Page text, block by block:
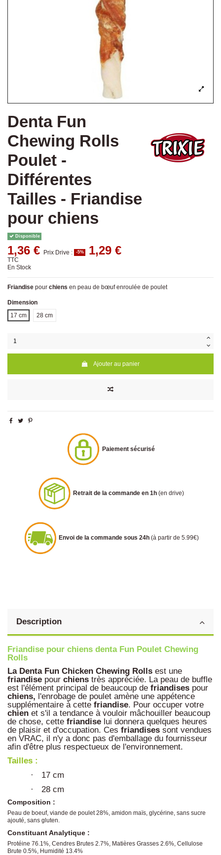
Denta Fun
Chewing Rolls
Poulet -
Différentes
Tailles - Friandise
pour chiens
Disponible
1,36 € Prix Drive : -5% 1,29 €
TTC
En Stock
Friandise pour chiens en peau de bœuf enroulée de poulet
Dimension
17 cm
28 cm
Ajouter au panier
Paiement sécurisé
Retrait de la commande en 1h (en drive)
Envoi de la commande sous 24h (à partir de 5.99€)
Description
Friandise pour chiens denta Fun Poulet Chewing
Rolls
La Denta Fun Chicken Chewing Rolls est une
friandise pour chiens très appréciée. La peau de buffle
est l'élément principal de beaucoup de friandises pour
chiens, l'enrobage de poulet amène une appétence
supplémentaire à cette friandise. Pour occuper votre
chien et s'il a tendance à vouloir mâchouiller beaucoup
de chose, cette friandise lui donnera quelques heures
de plaisir et d'occupation. Ces friandises sont vendues
en VRAC, il n'y a donc pas d'emballage du fournisseur
afin d'être plus respectueux de l'environnement.
Tailles :
· 17 cm
· 28 cm
Composition :
Peau de boeuf, viande de poulet 28%, amidon maïs, glycérine, sans sucre
ajouté, sans gluten.
Constituant Analytique :
Protéine 76.1%, Cendres Brutes 2.7%, Matières Grasses 2.6%, Cellulose
Brute 0.5%, Humidité 13.4%